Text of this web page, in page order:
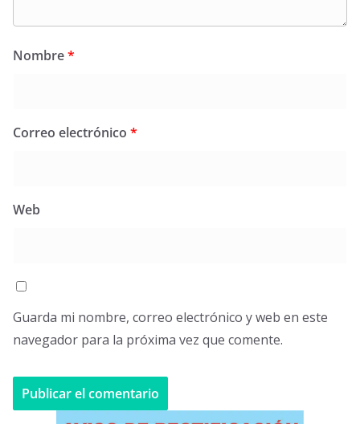
Nombre*
Correo electrónico *
Web
Guarda mi nombre, correo electrónico y web en este
navegador para la próxima vez que comente.